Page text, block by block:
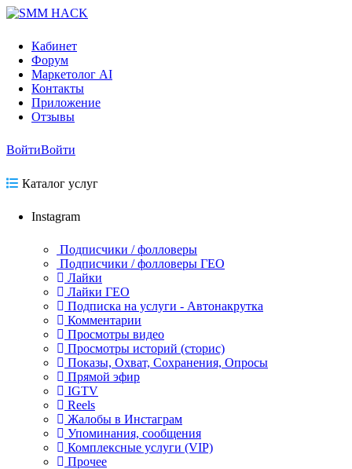
Кабинет
Форум
Маркетолог AI
Контакты
Приложение
Отзывы
ВойтиВойти
Каталог услуг
Instagram
Подписчики / фолловеры
Подписчики / фолловеры ГЕО
Лайки
Лайки ГЕО
Подписка на услуги - Автонакрутка
Комментарии
Просмотры видео
Просмотры историй (сторис)
Показы, Охват, Сохранения, Опросы
Прямой эфир
IGTV
Reels
Жалобы в Инстаграм
Упоминания, сообщения
Комплексные услуги (VIP)
Прочее